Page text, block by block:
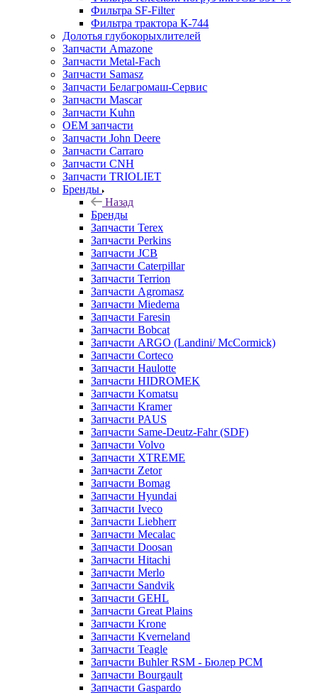
Фильтра SF-Filter
Фильтра трактора К-744
Долотья глубокорыхлителей
Запчасти Amazone
Запчасти Metal-Fach
Запчасти Samasz
Запчасти Белагромаш-Сервис
Запчасти Mascar
Запчасти Kuhn
OEM запчасти
Запчасти John Deere
Запчасти Carraro
Запчасти CNH
Запчасти TRIOLIET
Бренды
Назад
Бренды
Запчасти Terex
Запчасти Perkins
Запчасти JCB
Запчасти Caterpillar
Запчасти Terrion
Запчасти Agromasz
Запчасти Miedema
Запчасти Faresin
Запчасти Bobcat
Запчасти ARGO (Landini/ McCormick)
Запчасти Corteco
Запчасти Haulotte
Запчасти HIDROMEK
Запчасти Komatsu
Запчасти Kramer
Запчасти PAUS
Запчасти Same-Deutz-Fahr (SDF)
Запчасти Volvo
Запчасти XTREME
Запчасти Zetor
Запчасти Bomag
Запчасти Hyundai
Запчасти Iveco
Запчасти Liebherr
Запчасти Mecalac
Запчасти Doosan
Запчасти Hitachi
Запчасти Merlo
Запчасти Sandvik
Запчасти GEHL
Запчасти Great Plains
Запчасти Krone
Запчасти Kverneland
Запчасти Teagle
Запчасти Buhler RSM - Бюлер РСМ
Запчасти Bourgault
Запчасти Gaspardo